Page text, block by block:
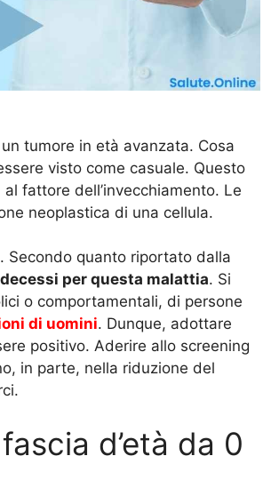
tumore in età avanzata. Cosa
visto come casuale. Questo
fattore dell’invecchiamento. Le
neoplastica di una cellula.
Secondo quanto riportato dalla
per questa malattia. Si
o comportamentali, di persone
di uomini. Dunque, adottare
positivo. Aderire allo screening
in parte, nella riduzione del
d’età da 0